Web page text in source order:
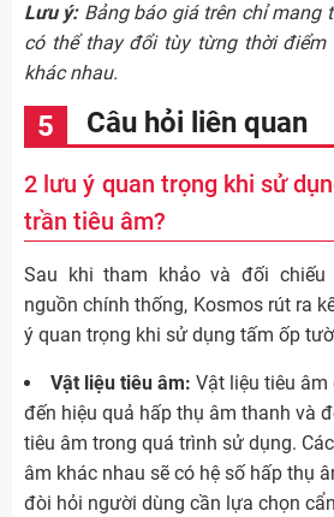
Lưu ý:Bảng báo giá trên chỉ mang
có thể thay đổi tùy từng thời điểm
khác nhau.
Câu hỏi liên quan
2 lưu ý quan trọng khi sử
trần tiêu âm?
Sau khi tham khảo và đối
nguồn chính thống, Kosmos rút ra
ý quan trọng khi sử dụng tấm ốp
Vật liệu tiêu âm: Vật liệu tiêu
đến hiệu quả hấp thụ âm thanh và
tiêu âm trong quá trình sử dụng.
âm khác nhau sẽ có hệ số hấp thụ
đòi hỏi người dùng cần lựa chọn